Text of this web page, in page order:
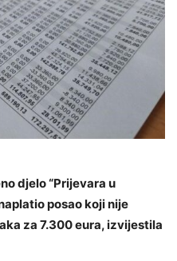
djelo “Prijevara u
posao koji nije
za 7.300 eura, izvijestila